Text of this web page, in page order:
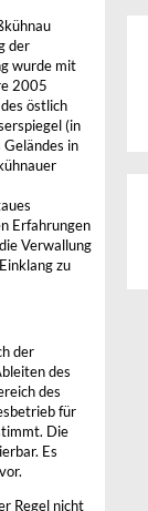
der
wurde mit
2005
östlich
(in
in
Erfahrungen
Verwallung
zu
der
des
des
für
Die
Es
Regel nicht